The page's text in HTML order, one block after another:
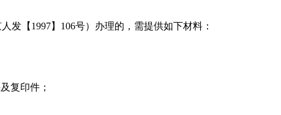
【1997】106号）办理的，需提供如下材料：
复印件；